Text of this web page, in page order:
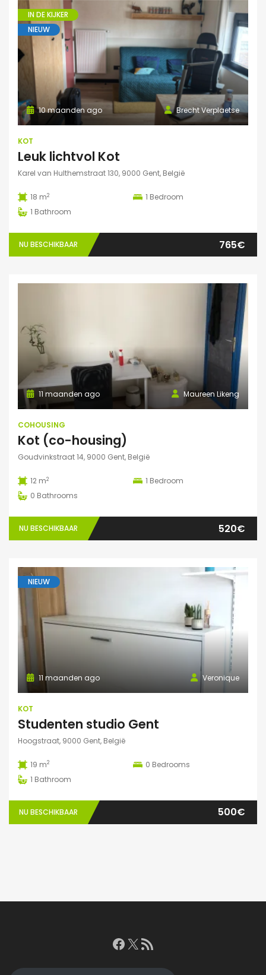
IN DE KIJKER
NIEUW
Brecht Verplaetse
10 maanden ago
KOT
Leuk lichtvol Kot
Karel van Hulthemstraat 130, 9000 Gent, België
18 m2 1 Bedroom
1 Bathroom
NU BESCHIKBAAR 765€
Maureen Likeng
11 maanden ago
COHOUSING
Kot (co-housing)
Goudvinkstraat 14, 9000 Gent, België
12 m2 1 Bedroom
0 Bathrooms
NU BESCHIKBAAR 520€
NIEUW
Veronique
11 maanden ago
KOT
Studenten studio Gent
Hoogstraat, 9000 Gent, België
19 m2 0 Bedrooms
1 Bathroom
NU BESCHIKBAAR 500€
Facebook
X RSS feed